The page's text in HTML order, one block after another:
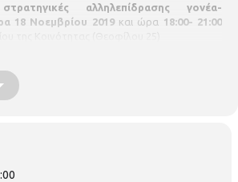
αλληλεπίδρασης γονέα-
18 Νοεμβρίου 2019 και ώρα 18:00- 21:00
είναι ελεύθερη για το κοινό